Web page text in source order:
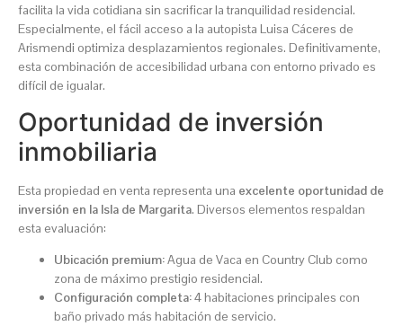
facilita la vida cotidiana sin sacrificar la tranquilidad residencial.
Especialmente, el fácil acceso a la autopista Luisa Cáceres de
Arismendi optimiza desplazamientos regionales. Definitivamente,
esta combinación de accesibilidad urbana con entorno privado es
difícil de igualar.
Oportunidad de inversión
inmobiliaria
Esta propiedad en venta representa una excelente oportunidad de
inversión en la Isla de Margarita. Diversos elementos respaldan
esta evaluación:
Ubicación premium:Agua de Vaca en Country Club como
zona de máximo prestigio residencial.
Configuración completa:4 habitaciones principales con
baño privado más habitación de servicio.